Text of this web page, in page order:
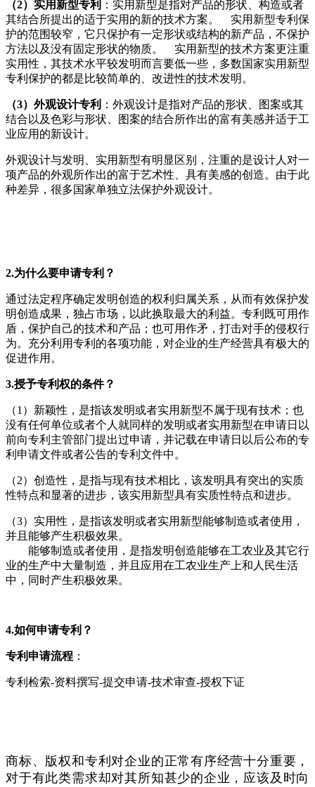
（2）实用新型专利 ：实用新型是指对产品的形状、构造或者
其结合所提出的适于实用的新的技术方案。 实用新型专利保
护的范围较窄，它只保护有一定形状或结构的新产品，不保护
方法以及没有固定形状的物质。 实用新型的技术方案更注重
实用性，其技术水平较发明而言要低一些，多数国家实用新型
专利保护的都是比较简单的、改进性的技术发明。
（3）外观设计专利 ：外观设计是指对产品的形状、图案或其
结合以及色彩与形状、图案的结合所作出的富有美感并适于工
业应用的新设计。
外观设计与发明、实用新型有明显区别，注重的是设计人对一
项产品的外观所作出的富于艺术性、具有美感的创造。由于此
种差异，很多国家单独立法保护外观设计。
2.为什么要申请专利？
通过法定程序确定发明创造的权利归属关系，从而有效保护发
明创造成果，独占市场，以此换取最大的利益。专利既可用作
盾，保护自己的技术和产品；也可用作矛，打击对手的侵权行
为。充分利用专利的各项功能，对企业的生产经营具有极大的
促进作用。
3.授予专利权的条件？
（1）新颖性，是指该发明或者实用新型不属于现有技术；也
没有任何单位或者个人就同样的发明或者实用新型在申请日以
前向专利主管部门提出过申请，并记载在申请日以后公布的专
利申请文件或者公告的专利文件中。
（2）创造性，是指与现有技术相比，该发明具有突出的实质
性特点和显著的进步，该实用新型具有实质性特点和进步。
（3）实用性，是指该发明或者实用新型能够制造或者使用，
并且能够产生积极效果。
能够制造或者使用，是指发明创造能够在工农业及其它行
业的生产中大量制造，并且应用在工农业生产上和人民生活
中，同时产生积极效果。
4.如何申请专利？
专利申请流程 ：
专利检索-资料撰写-提交申请-技术审查-授权下证
商标、版权和专利对企业的正常有序经营十分重要，
对于有此类需求却对其所知甚少的企业，应该及时向